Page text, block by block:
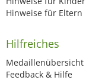
Hinweise für Eltern
Hilfreiches
Medaillenübersicht
Feedback & Hilfe